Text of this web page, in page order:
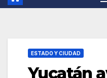
ESTADO Y CIUDAD
Yucatán